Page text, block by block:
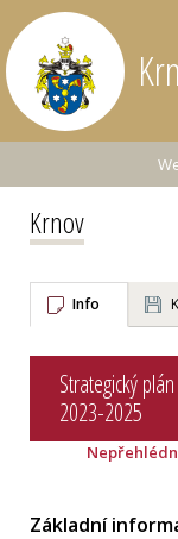
Krnov
Info
Strategický
2023-2025
Základní